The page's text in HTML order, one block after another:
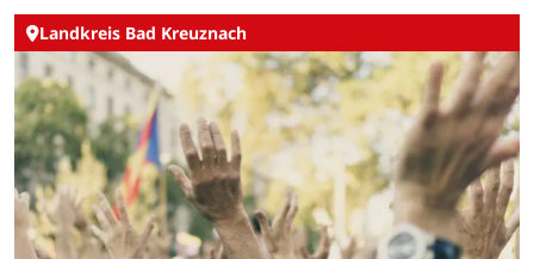
Landkreis Bad Kreuznach